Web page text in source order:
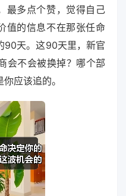
最多点个赞，觉得自己
值的信息不在那张任命
90天。这90天里，新官
会不会被换掉？哪个部
应该追的。